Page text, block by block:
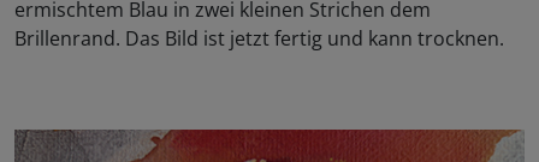
ermischtem Blau in zwei kleinen Strichen dem
Brillenrand. Das Bild ist jetzt fertig und kann trocknen.